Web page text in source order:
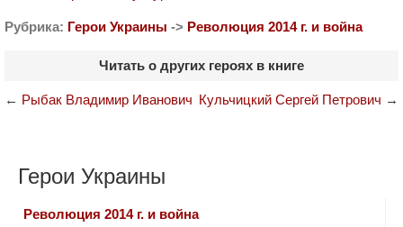
Рубрика: Герои Украины -> Революция 2014 г. и война
Читать о других героях в книге
← Рыбак Владимир Иванович Кульчицкий Сергей Петрович →
Герои Украины
Революция 2014 г. и война